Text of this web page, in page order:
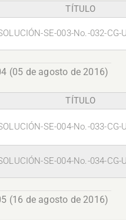
TÍTULO
SE-003-No.-032-CG-
(05 de agosto de 2016)
TÍTULO
SE-004-No.-033-CG-
SE-004-No.-034-CG-
(16 de agosto de 2016)